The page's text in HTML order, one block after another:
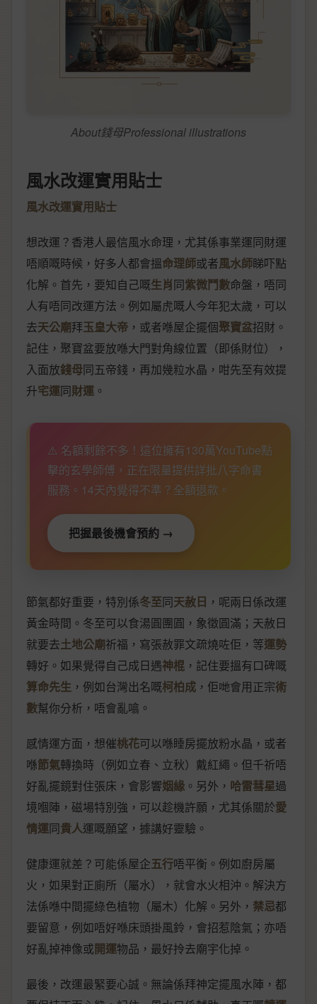
About錢母Professional illustrations
風水改運實用貼士
風水改運實用貼士
想改運？香港人最信風水命理，尤其係事業運同財運
唔順嘅時候，好多人都會搵命理師或者風水師睇吓點
化解。首先，要知自己嘅生肖同紫微鬥數命盤，唔同
人有唔同改運方法。例如屬虎嘅人今年犯太歲，可以
去天公廟拜玉皇大帝 ，或者喺屋企擺個聚寶盆招財。
記住，聚寶盆要放喺大門對角線位置（即係財位），
入面放錢母同五帝錢，再加幾粒水晶，咁先至有效提
升宅運同財運 。
⚠️ 名額剩餘不多！這位擁有130萬YouTube點
擊的玄學師傅，正在限量提供詳批八字命書
服務。14天內覺得不準？全額退款。
把握最後機會預約 →
節氣都好重要，特別係冬至同天赦日 ，呢兩日係改運
黃金時間。冬至可以食湯圓團圓，象徵圓滿；天赦日
就要去土地公廟祈福，寫張赦罪文疏燒咗佢，等運勢
轉好。如果覺得自己成日遇神棍 ，記住要搵有口碑嘅
算命先生 ，例如台灣出名嘅柯柏成 ，佢哋會用正宗術
數幫你分析，唔會亂噏。
感情運方面，想催桃花可以喺睡房擺放粉水晶，或者
喺節氣轉換時（例如立春、立秋）戴紅繩。但千祈唔
好亂擺鏡對住張床，會影響姻緣 。另外， 哈雷彗星過
境嗰陣，磁場特別強，可以趁機許願，尤其係關於愛
情運同貴人運嘅願望，據講好靈驗。
健康運就差？可能係屋企五行唔平衡。例如廚房屬
火，如果對正廁所（屬水），就會水火相沖。解決方
法係喺中間擺綠色植物（屬木）化解。另外， 禁忌都
要留意，例如唔好喺床頭掛風鈴，會招惹陰氣；亦唔
好亂掉神像或開運物品，最好拎去廟宇化掉。
最後，改運最緊要心誠。無論係拜神定擺風水陣，都